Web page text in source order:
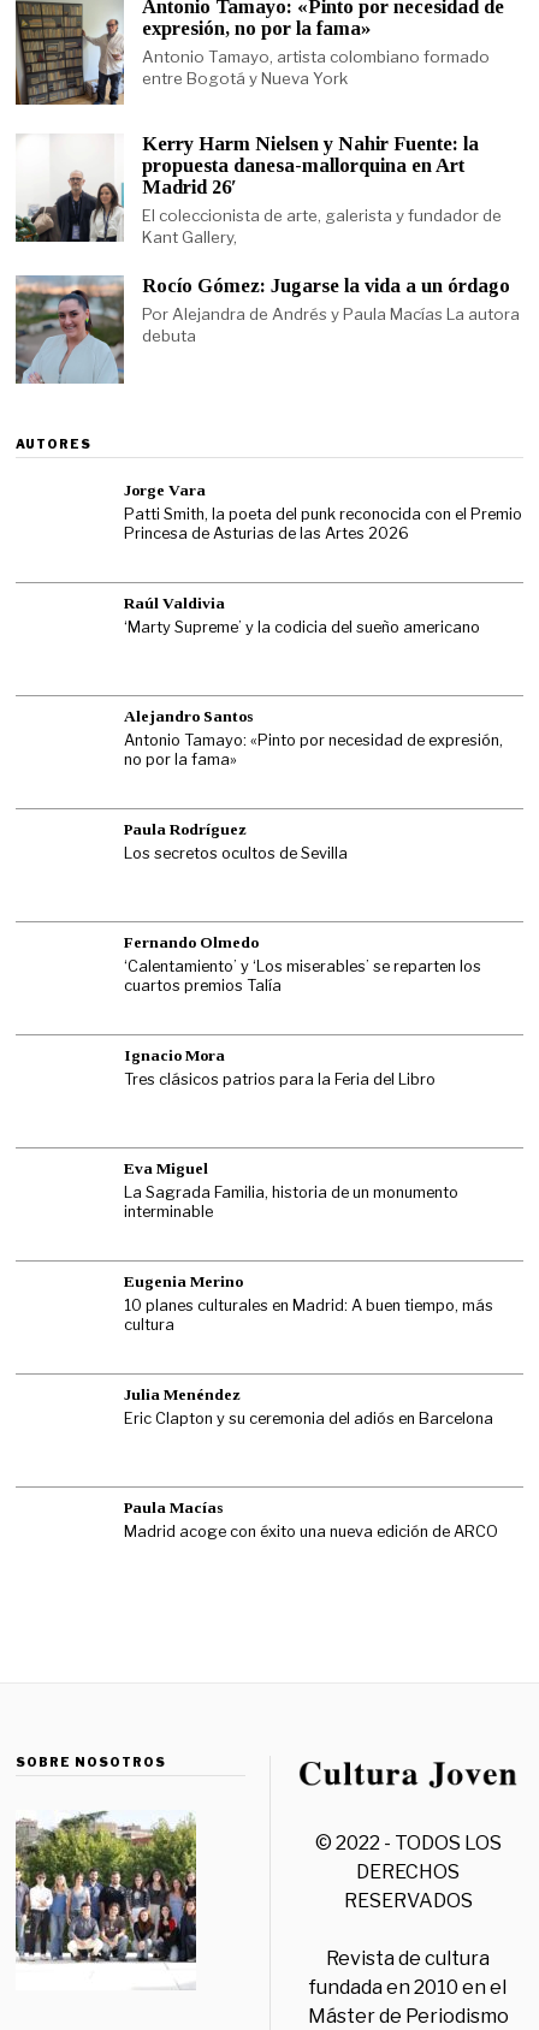
Antonio Tamayo: «Pinto por necesidad de
expresión, no por la fama»
Antonio Tamayo, artista colombiano formado
entre Bogotá y Nueva York
Kerry Harm Nielsen y Nahir Fuente: la
propuesta danesa-mallorquina en Art
Madrid 26′
El coleccionista de arte, galerista y fundador de
Kant Gallery,
Rocío Gómez: Jugarse la vida a un órdago
Por Alejandra de Andrés y Paula Macías La autora
debuta
AUTORES
Jorge Vara
Patti Smith, la poeta del punk reconocida con el Premio
Princesa de Asturias de las Artes 2026
Raúl Valdivia
‘Marty Supreme’ y la codicia del sueño americano
Alejandro Santos
Antonio Tamayo: «Pinto por necesidad de expresión,
no por la fama»
Paula Rodríguez
Los secretos ocultos de Sevilla
Fernando Olmedo
‘Calentamiento’ y ‘Los miserables’ se reparten los
cuartos premios Talía
Ignacio Mora
Tres clásicos patrios para la Feria del Libro
Eva Miguel
La Sagrada Familia, historia de un monumento
interminable
Eugenia Merino
10 planes culturales en Madrid: A buen tiempo, más
cultura
Julia Menéndez
Eric Clapton y su ceremonia del adiós en Barcelona
Paula Macías
Madrid acoge con éxito una nueva edición de ARCO
SOBRE NOSOTROS
© 2022 - TODOS LOS
DERECHOS
RESERVADOS
Revista de cultura
fundada en 2010 en el
Máster de Periodismo